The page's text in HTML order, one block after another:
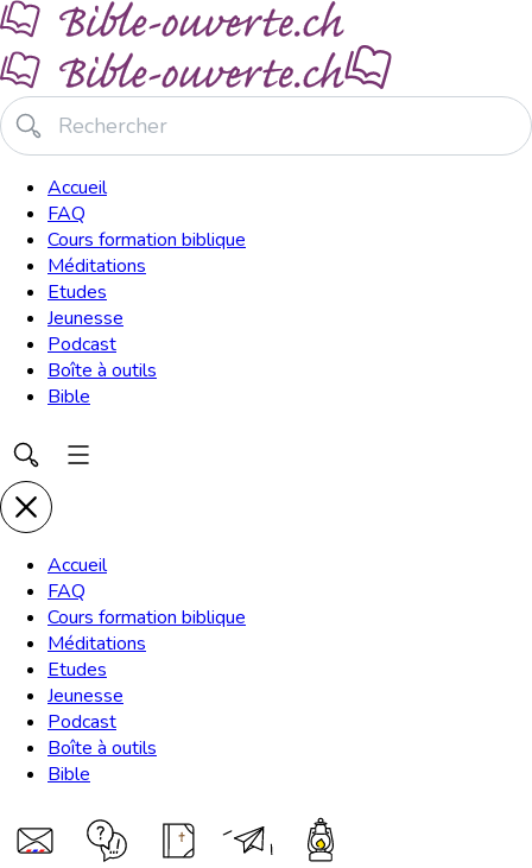
Accueil
FAQ
Cours formation biblique
Méditations
Etudes
Jeunesse
Podcast
Boîte à outils
Bible
Accueil
FAQ
Cours formation biblique
Méditations
Etudes
Jeunesse
Podcast
Boîte à outils
Bible